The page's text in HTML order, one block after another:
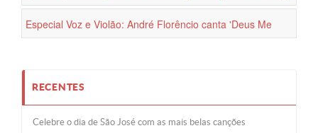
Cunha
Especial Voz e Violão: André Florêncio canta 'Deus Me
RECENTES
Celebre o dia de São José com as mais belas canções